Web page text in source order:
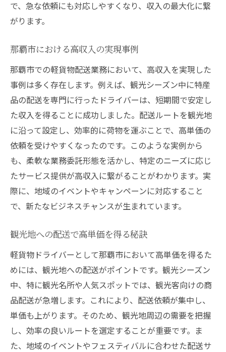
で、急な依頼にも対応しやすくなり、収入の最大化に繋
がります。
那覇市における高収入の実現事例
那覇市での軽貨物配送業務において、高収入を実現した
事例は多く存在します。例えば、観光シーズン中に特産
品の配送を専門に行ったドライバーは、短期間で安定し
た収入を得ることに成功しました。配送ルートを観光地
に沿って設定し、効率的に荷物を運ぶことで、高単価の
依頼を受けやすくなったのです。このような実例から
も、柔軟な業務委託形態を活かし、特定のニーズに応じ
たサービス提供が高収入に繋がることがわかります。実
際に、地域のイベントやキャンペーンに対応すること
で、新たなビジネスチャンスが生まれています。
観光地への配送で高単価を得る秘訣
軽貨物ドライバーとして那覇市において高単価を得るた
めには、観光地への配送がポイントです。観光シーズン
中、特に観光名所や人気スポットでは、観光客向けの商
品配送が急増します。これにより、配送依頼が集中し、
単価も上がります。そのため、観光地周辺の需要を把握
し、効率の良いルートを選定することが重要です。ま
た、地域のイベントやフェスティバルに合わせた配送サ